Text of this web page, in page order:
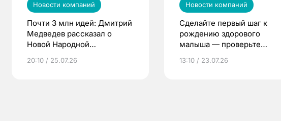
Новости компаний
Почти 3 млн идей: Дмитрий
Медведев рассказал о
Новой Народной
20:10 / 25.07.26
Новости компаний
Сделайте первый шаг к
рождению здорового
малыша — проверьте
по ОМС!
13:10 / 23.07.26